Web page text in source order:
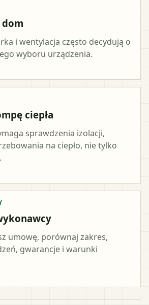
dom
i wentylacja często decydują o
wyboru urządzenia.
ciepła
sprawdzenia izolacji,
na ciepło, nie tylko
umowę, porównaj zakres,
gwarancje i warunki